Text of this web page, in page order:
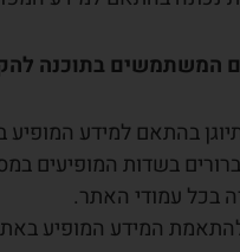
המשתמשים בתוכנה
בהתאם למידע המופיע
בשדות המופיעים
בכל עמודי האתר.